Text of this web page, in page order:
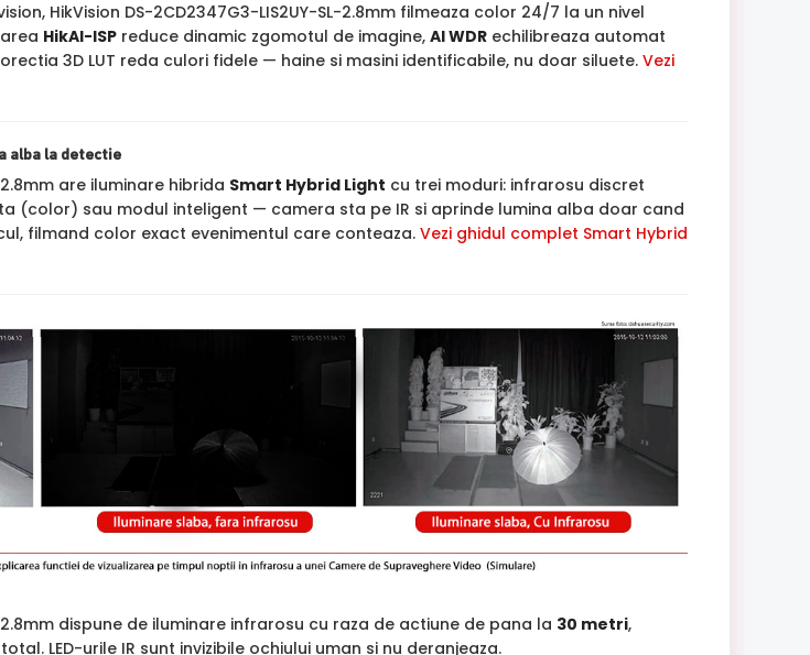
HikVision DS-2CD2347G3-LIS2UY-SL-2.8mm filmeaza color 24/7 la un nivel
HikAI-ISP reduce dinamic zgomotul de imagine, AI WDR echilibreaza automat
3D LUT reda culori fidele — haine si masini identificabile, nu doar siluete.Vezi
alba la detectie
2.8mm are iluminare hibrida Smart Hybrid Light cu trei moduri: infrarosu discret
(color) sau modul inteligent — camera sta pe IR si aprinde lumina alba doar cand
filmand color exact evenimentul care conteaza. Vezi ghidul complet Smart Hybrid
2.8mm dispune de iluminare infrarosu cu raza de actiune de pana la 30 metri,
LED-urile IR sunt invizibile ochiului uman si nu deranjeaza.